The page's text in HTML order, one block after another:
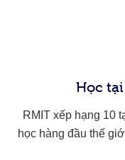
Học
RMIT xếp hạng 10
học hàng đầu thế